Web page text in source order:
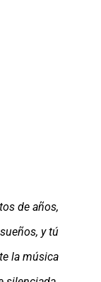
de años,
y tú
la música